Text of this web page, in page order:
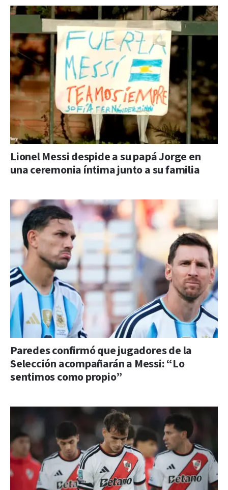
Lionel Messi despide a su papá Jorge en
una ceremonia íntima junto a su familia
Paredes confirmó que jugadores de la
Selección acompañarán a Messi: “Lo
sentimos como propio”